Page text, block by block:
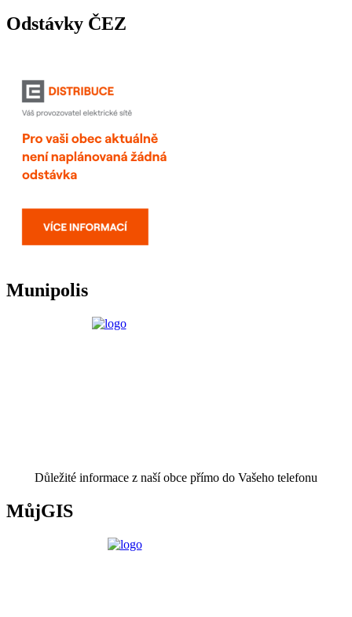
Odstávky ČEZ
Munipolis
Důležité informace z naší obce přímo do Vašeho telefonu
MůjGIS